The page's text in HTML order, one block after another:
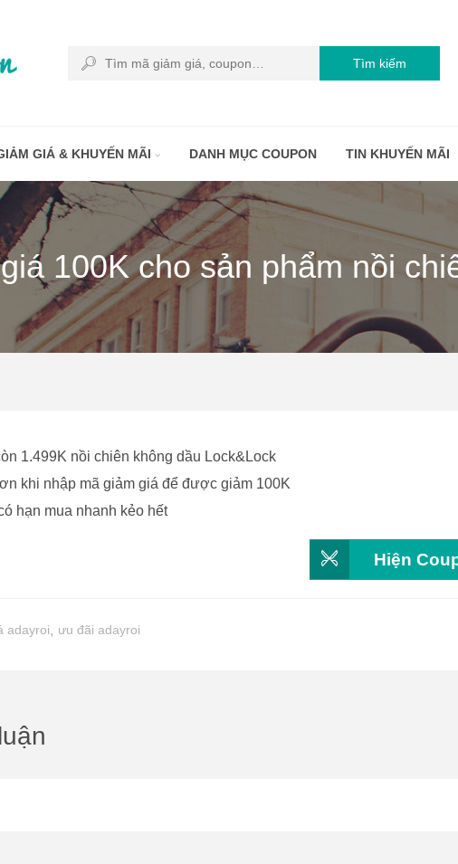
Tìm kiếm
GIÁ & KHUYẾN MÃI DANH MỤC COUPON TIN KHUYẾN MÃI
100K cho sản phẩm nồi
1.499K nồi chiên không dầu Lock&Lock
khi nhập mã giảm giá để được giảm 100K
hạn mua nhanh kẻo hết
Hiện
adayroi, ưu đãi adayroi